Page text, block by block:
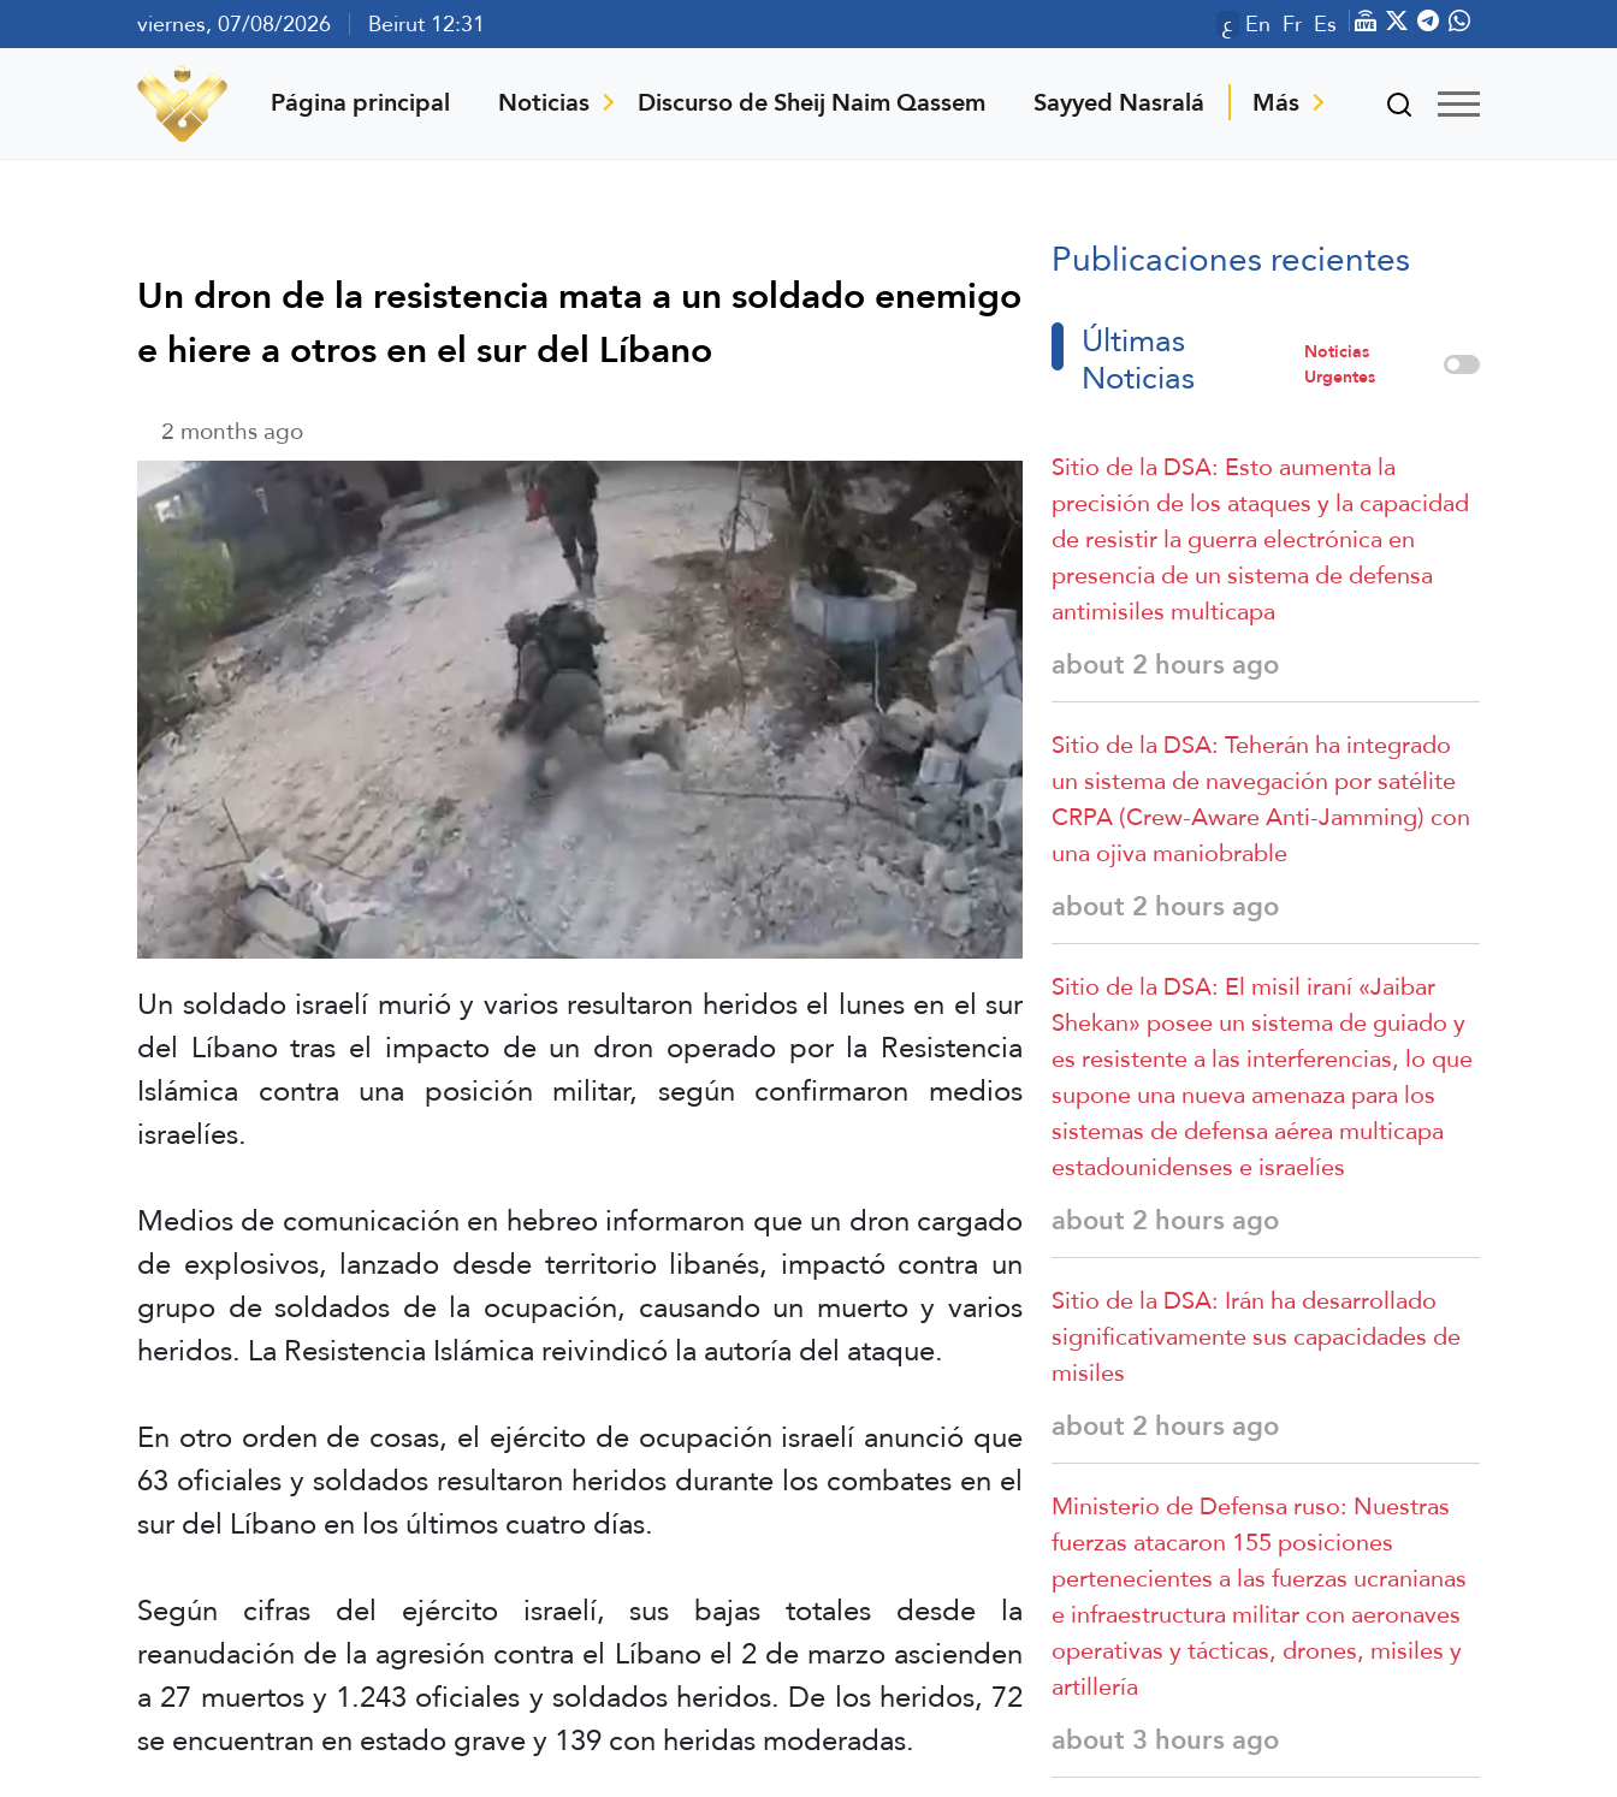
viernes, 07/08/2026 Beirut 12:31 ع En Fr Es
Página principal Noticias Discurso de Sheij Naim Qassem Sayyed Nasralá Más
Un dron de la resistencia mata a un soldado enemigo
e hiere a otros en el sur del Líbano
2 months ago
Un soldado israelí murió y varios resultaron heridos el lunes en el sur
del Líbano tras el impacto de un dron operado por la Resistencia
Islámica contra una posición militar, según confirmaron medios
israelíes.
Medios de comunicación en hebreo informaron que un dron cargado
de explosivos, lanzado desde territorio libanés, impactó contra un
grupo de soldados de la ocupación, causando un muerto y varios
heridos. La Resistencia Islámica reivindicó la autoría del ataque.
En otro orden de cosas, el ejército de ocupación israelí anunció que
63 oficiales y soldados resultaron heridos durante los combates en el
sur del Líbano en los últimos cuatro días.
Según cifras del ejército israelí, sus bajas totales desde la
reanudación de la agresión contra el Líbano el 2 de marzo ascienden
a 27 muertos y 1.243 oficiales y soldados heridos. De los heridos, 72
se encuentran en estado grave y 139 con heridas moderadas.
Publicaciones recientes
Últimas
Noticias
Noticias
Urgentes
Sitio de la DSA: Esto aumenta la
precisión de los ataques y la capacidad
de resistir la guerra electrónica en
presencia de un sistema de defensa
antimisiles multicapa
about 2 hours ago
Sitio de la DSA: Teherán ha integrado
un sistema de navegación por satélite
CRPA (Crew-Aware Anti-Jamming) con
una ojiva maniobrable
about 2 hours ago
Sitio de la DSA: El misil iraní «Jaibar
Shekan» posee un sistema de guiado y
es resistente a las interferencias, lo que
supone una nueva amenaza para los
sistemas de defensa aérea multicapa
estadounidenses e israelíes
about 2 hours ago
Sitio de la DSA: Irán ha desarrollado
significativamente sus capacidades de
misiles
about 2 hours ago
Ministerio de Defensa ruso: Nuestras
fuerzas atacaron 155 posiciones
pertenecientes a las fuerzas ucranianas
e infraestructura militar con aeronaves
operativas y tácticas, drones, misiles y
artillería
about 3 hours ago